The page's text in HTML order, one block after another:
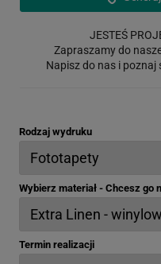
JESTEŚ
Zapraszamy do
Napisz do nas i poznaj
Rodzaj wydruku
Wybierz materiał - Chcesz go
Termin realizacji